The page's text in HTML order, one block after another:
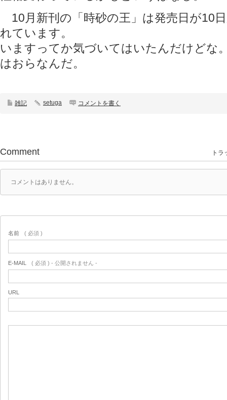
10月新刊の「時砂の王」は発売日が10
れています。
いますってか気づいてはいたんだけどな
はおらなんだ。
雑記 setuga コメントを書く
Comment トラ
コメントはありません。
名前 ( 必須 )
E-MAIL ( 必須 ) - 公開されません -
URL